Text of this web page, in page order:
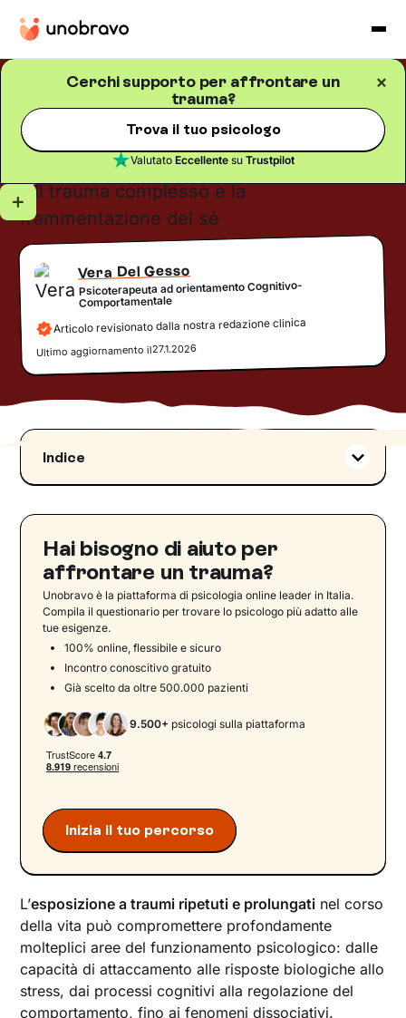
Cerchi supporto per affrontare un
trauma?
Trova il tuo psicologo
Valutato Eccellentesu Trustpilot
Trauma e psicotraumatologia
Il trauma complesso e la
frammentazione del sé
Vera Del Gesso
Psicoterapeuta ad orientamento Cognitivo-
Comportamentale
Articolo revisionato dalla nostra redazione clinica
Ultimo aggiornamento il27.1.2026
Indice
Il trauma psichico nell’infanzia
Trauma relazionale precoce e trauma
La dissociazione e la frammentazione del sé
Una persona, due parti in lotta
Cos'è la frammentazione del sé: un'analogia
visiva
Meccanismi psicologici alla base della
frammentazione del sé
sé nei traumi complessi
Come integrare le due parti?
Hai bisogno di aiuto per
affrontare un trauma?
Unobravo è la piattaforma di psicologia online leader in Italia.
Compila il questionario per trovare lo psicologo più adatto alle
tue esigenze.
Inizia il tuo percorso
100% online, flessibile e sicuro
Incontro conoscitivo gratuito
Già scelto da oltre 500.000 pazienti
9.500+ psicologi sulla piattaforma
L’esposizione a traumi ripetuti e prolungati nel corso
della vita può compromettere profondamente
molteplici aree del funzionamento psicologico: dalle
capacità di attaccamento alle risposte biologiche allo
stress, dai processi cognitivi alla regolazione del
comportamento, fino ai fenomeni dissociativi.